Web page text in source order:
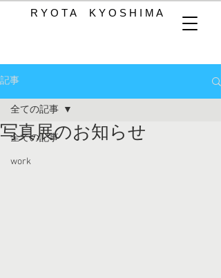
R Y O T A K Y O S H I M A
記事
全ての記事
work
全ての記事
写真展のお知らせ